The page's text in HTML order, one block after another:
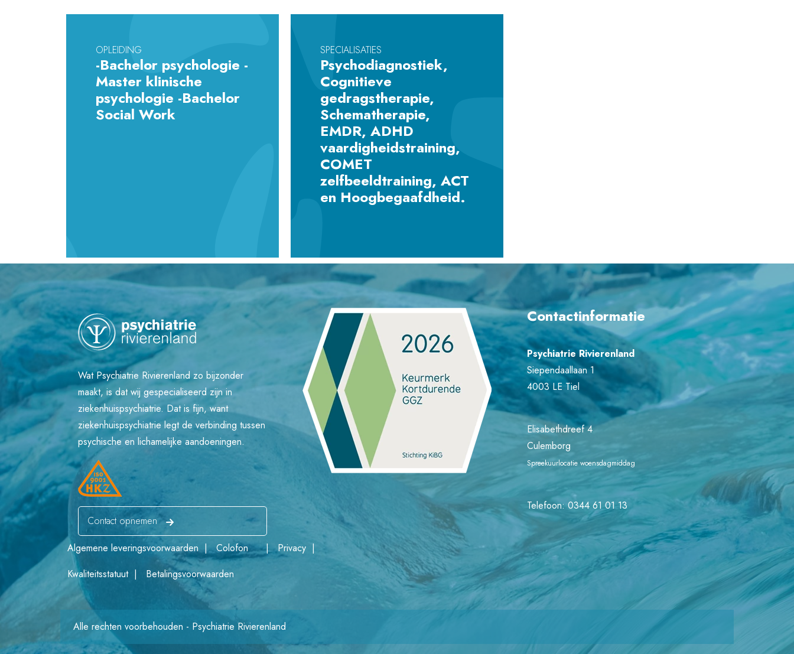
OPLEIDING
-Bachelor psychologie -
Master klinische
psychologie -Bachelor
Social Work
SPECIALISATIES
Psychodiagnostiek,
Cognitieve
gedragstherapie,
Schematherapie,
EMDR, ADHD
vaardigheidstraining,
COMET
zelfbeeldtraining, ACT
en Hoogbegaafdheid.
Wat Psychiatrie Rivierenland zo bijzonder
maakt, is dat wij gespecialiseerd zijn in
ziekenhuispsychiatrie. Dat is fijn, want
ziekenhuispsychiatrie legt de verbinding tussen
psychische en lichamelijke aandoeningen.
Contact opnemen
Contactinformatie
Psychiatrie Rivierenland
Siependaallaan 1
4003 LE Tiel
Elisabethdreef 4
Culemborg
Spreekuurlocatie woensdagmiddag
Telefoon:0344 61 01 13
Algemene leveringsvoorwaarden |Colofon|Privacy |
Kwaliteitsstatuut | Betalingsvoorwaarden
Alle rechten voorbehouden - Psychiatrie Rivierenland